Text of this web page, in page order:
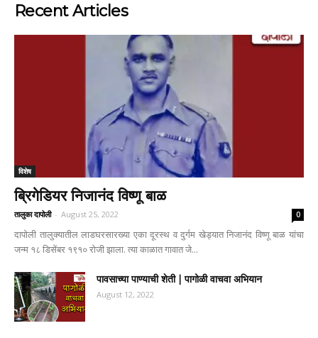
Recent Articles
विशेष
ब्रिगेडियर निजानंद विष्णू बाळ
तालुका दापोली - August 25, 2022 0
दापोली तालुक्यातील लाडघरसारख्या एका दूरस्थ व दुर्गम खेड्यात निजानंद विष्णू बाळ यांचा
जन्म १८ डिसेंबर १९१० रोजी झाला. त्या काळात गावात जे...
पावसाच्या पाण्याची शेती | पागोळी वाचवा अभियान
August 12, 2022